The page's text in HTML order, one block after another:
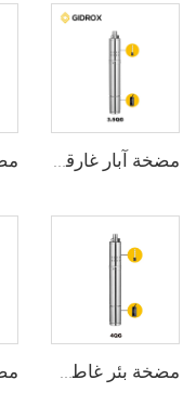
مضخة بئر غاطسة GIDROX-4QG